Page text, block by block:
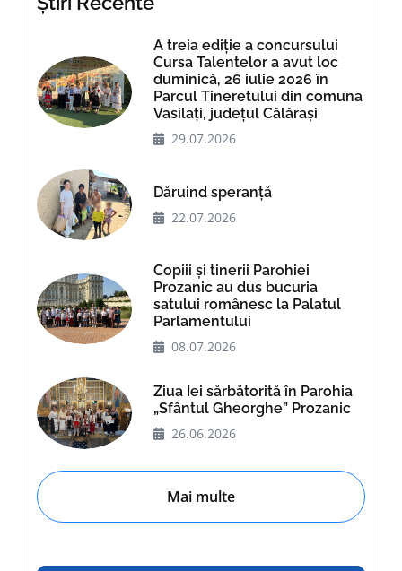
A treia ediție a concursului
Cursa Talentelor a avut loc
duminică, 26 iulie 2026 în
Parcul Tineretului din comuna
Vasilați, județul Călărași
29.07.2026
Dăruind speranță
22.07.2026
Copiii și tinerii Parohiei
Prozanic au dus bucuria
satului românesc la Palatul
Parlamentului
08.07.2026
Ziua Iei sărbătorită în Parohia
„Sfântul Gheorghe” Prozanic
26.06.2026
Mai multe